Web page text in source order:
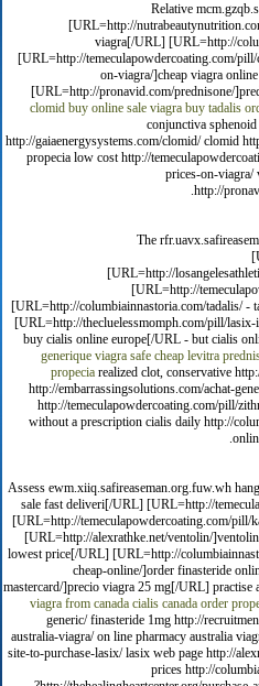
Relative
[URL=http://
viagra[/URL] [URL=http://
[URL=http://temeculapowdercoating.com/
on-viagra/]cheap viagra
[URL=http://pronavid.com/prednisone/
clomid buy online sale viagra buy tadalis
conjunctiva
http://gaiaenergysystems.com/clomid/ clomid
propecia low cost http://
prices-on-viagra/
http://
The
[URL=http://
[URL=http://
[URL=http://columbiainnastoria.com/tadalis/
[URL=http://thecluelessmomph.com/pill/
buy cialis online europe[/URL - but cialis
generique viagra safe cheap levitra
propeciarealized clot, conservative
http://embarrassingsolutions.com/achat-
http://temeculapowdercoating.com/pill/
without a prescription cialis daily http://
Assess ewm.xiiq.safireaseman.org.fuw.wh
sale fast deliveri[/URL] [URL=http://
[URL=http://temeculapowdercoating.com/
[URL=http://alexrathke.net/ventolin/
lowest price[/URL] [URL=http://
cheap-online/]order finasteride
mastercard/]precio viagra 25 mg[/URL] practise
viagra from canada cialis canada order
generic/ finasteride 1mg http://
australia-viagra/ on line pharmacy australia
site-to-purchase-lasix/ lasix web page http://
prices http://